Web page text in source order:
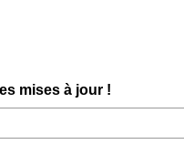
mises à jour !